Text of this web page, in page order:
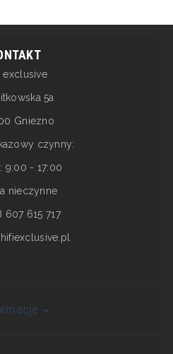
exclusive
5a
Gniezno
czynny:
9:00 - 17:00
nieczynne
607 615 717